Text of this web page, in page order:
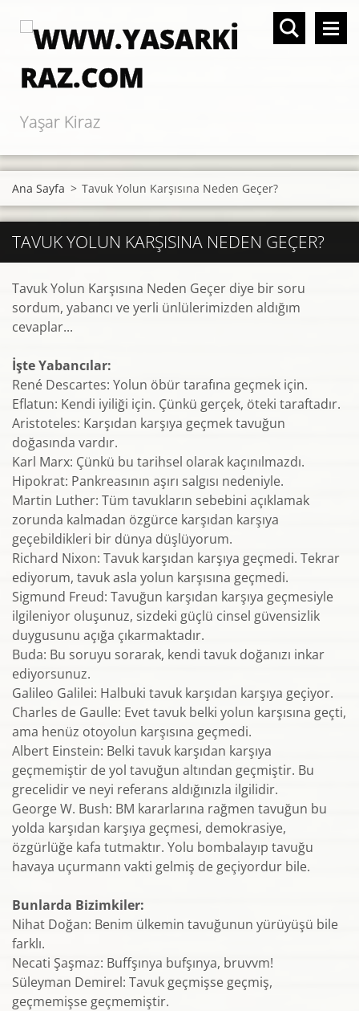
Yaşar Kiraz
Ana Sayfa > Tavuk Yolun Karşısına Neden Geçer?
TAVUK YOLUN KARŞISINA NEDEN GEÇER?
Tavuk Yolun Karşısına Neden Geçer diye bir soru
sordum, yabancı ve yerli ünlülerimizden aldığım
cevaplar...
İşte Yabancılar:
René Descartes: Yolun öbür tarafına geçmek için.
Eflatun: Kendi iyiliği için. Çünkü gerçek, öteki taraftadır.
Aristoteles: Karşıdan karşıya geçmek tavuğun
doğasında vardır.
Karl Marx: Çünkü bu tarihsel olarak kaçınılmazdı.
Hipokrat: Pankreasının aşırı salgısı nedeniyle.
Martin Luther: Tüm tavukların sebebini açıklamak
zorunda kalmadan özgürce karşıdan karşıya
geçebildikleri bir dünya düşlüyorum.
Richard Nixon: Tavuk karşıdan karşıya geçmedi. Tekrar
ediyorum, tavuk asla yolun karşısına geçmedi.
Sigmund Freud: Tavuğun karşıdan karşıya geçmesiyle
ilgileniyor oluşunuz, sizdeki güçlü cinsel güvensizlik
duygusunu açığa çıkarmaktadır.
Buda: Bu soruyu sorarak, kendi tavuk doğanızı inkar
ediyorsunuz.
Galileo Galilei: Halbuki tavuk karşıdan karşıya geçiyor.
Charles de Gaulle: Evet tavuk belki yolun karşısına geçti,
ama henüz otoyolun karşısına geçmedi.
Albert Einstein: Belki tavuk karşıdan karşıya
geçmemiştir de yol tavuğun altından geçmiştir. Bu
grecelidir ve neyi referans aldığınızla ilgilidir.
George W. Bush: BM kararlarına rağmen tavuğun bu
yolda karşıdan karşıya geçmesi, demokrasiye,
özgürlüğe kafa tutmaktır. Yolu bombalayıp tavuğu
havaya uçurmann vakti gelmiş de geçiyordur bile.
Bunlarda Bizimkiler:
Nihat Doğan: Benim ülkemin tavuğunun yürüyüşü bile
farklı.
Necati Şaşmaz: Buffşınya bufşınya, bruvvm!
Süleyman Demirel: Tavuk geçmişse geçmiş,
geçmemişse geçmemiştir.